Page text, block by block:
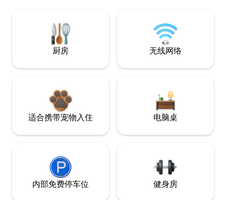
厨房 无线网络
适合携带宠物入住 电脑桌
内部免费停车位 健身房